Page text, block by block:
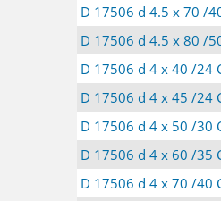
D 17506 d 4.5 x 70 /
D 17506 d 4.5 x 80 /
D 17506 d 4 x 40 /24
D 17506 d 4 x 45 /24
D 17506 d 4 x 50 /30
D 17506 d 4 x 60 /35
D 17506 d 4 x 70 /40